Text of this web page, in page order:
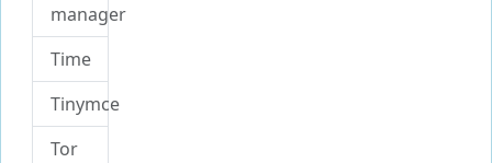
manager
Time
Tinymce
Tor